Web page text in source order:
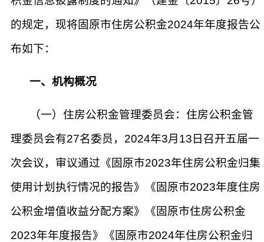
的规定，现将固原市住房公积金2024年年度报告公
布如下：
一、机构概况
（一）住房公积金管理委员会：住房公积金管
理委员会有27名委员，2024年3月13日召开五届一
次会议，审议通过《固原市2023年住房公积金归集
使用计划执行情况的报告》《固原市2023年度住房
公积金增值收益分配方案》《固原市住房公积金
2023年年度报告》《固原市2024年住房公积金归